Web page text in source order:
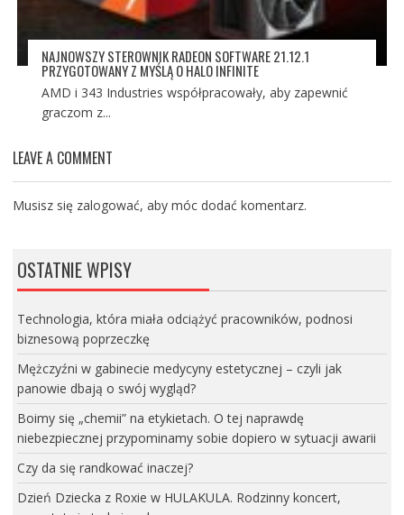
NAJNOWSZY STEROWNIK RADEON SOFTWARE 21.12.1
PRZYGOTOWANY Z MYŚLĄ O HALO INFINITE
AMD i 343 Industries współpracowały, aby zapewnić
graczom z...
LEAVE A COMMENT
Musisz się zalogować, aby móc dodać komentarz.
OSTATNIE WPISY
Technologia, która miała odciążyć pracowników, podnosi
biznesową poprzeczkę
Mężczyźni w gabinecie medycyny estetycznej – czyli jak
panowie dbają o swój wygląd?
Boimy się „chemii” na etykietach. O tej naprawdę
niebezpiecznej przypominamy sobie dopiero w sytuacji awarii
Czy da się randkować inaczej?
Dzień Dziecka z Roxie w HULAKULA. Rodzinny koncert,